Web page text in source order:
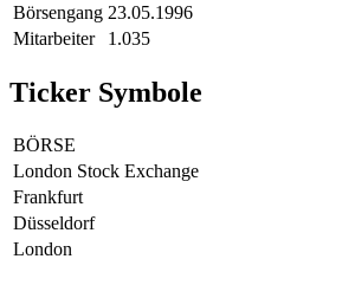
Börsengang 23.05.1996
Mitarbeiter
1.035
Ticker Symbole
BÖRSE
London Stock Exchange
Frankfurt
Düsseldorf
London